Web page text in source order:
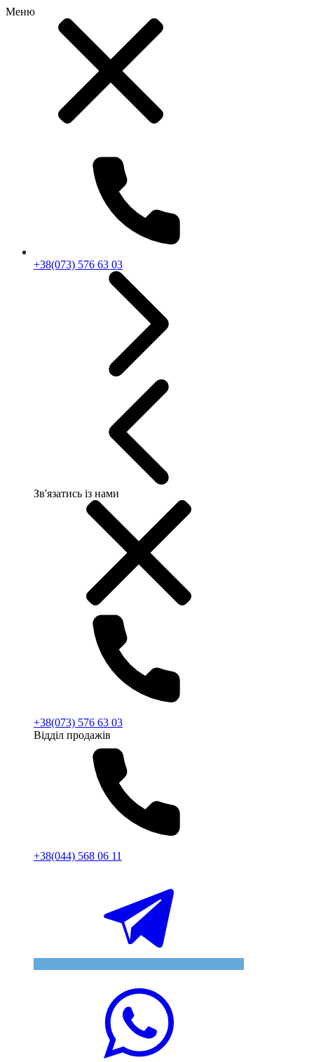
Меню
+38(073) 576 63 03
Зв'язатись із нами
+38(073) 576 63 03
Відділ продажів
+38(044) 568 06 11